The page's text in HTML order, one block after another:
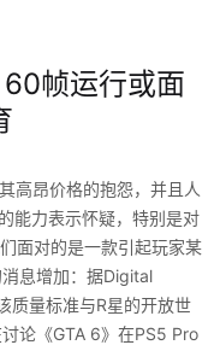
帧运行或面
高昂价格的抱怨，并且人
能力表示怀疑，特别是对
面对的是一款引起玩家某
息增加：据Digital
质量标准与R星的开放世
论《GTA 6》在PS5 Pro